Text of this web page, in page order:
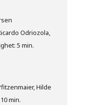
Odriozola,
5 min.
Hilde
min.